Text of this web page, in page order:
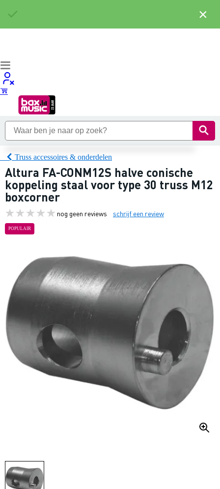
Truss accessoires & onderdelen
Altura FA-CONM12S halve conische
koppeling staal voor type 30 truss M12
boxcorner
nog geen reviews schrijf een review
POPULAIR
×